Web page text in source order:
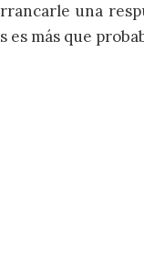
una
es más que